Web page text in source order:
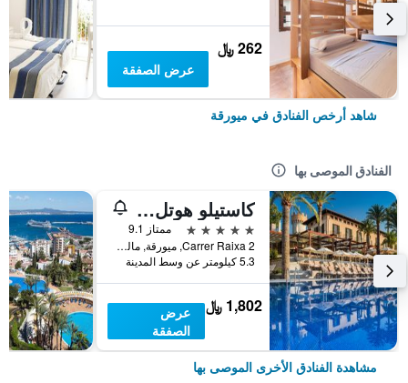
262 ﷼
عرض الصفقة
شاهد أرخص الفنادق في ميورقة
الفنادق الموصى بها
كاستيلو هوتل سون فيدا، إيه لاكشري كوليكشن هوتل، مالوركا
5 نجوم
ممتاز 9.1
Carrer Raixa 2, ميورقة, مالوركا, أسبانيا
5.3 كيلومتر عن وسط المدينة
1,802 ﷼
عرض
الصفقة
مشاهدة الفنادق الأخرى الموصى بها